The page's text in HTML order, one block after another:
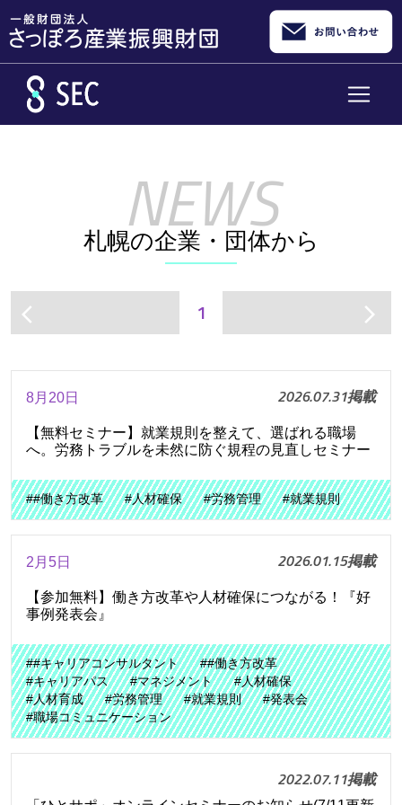
札幌の企業・団体から
arrow_back_ios 1 arrow_forward_ios
8月20日 2026.07.31掲載
【無料セミナー】就業規則を整えて、選ばれる職場
へ。労務トラブルを未然に防ぐ規程の見直しセミナー
##働き方改革 #人材確保 #労務管理 #就業規則
2月5日 2026.01.15掲載
【参加無料】働き方改革や人材確保につながる！『好
事例発表会』
##キャリアコンサルタント
##働き方改革
#キャリアパス
#マネジメント
#人材確保
#人材育成
#労務管理 #就業規則
#発表会
#職場コミュニケーション
2022.07.11掲載